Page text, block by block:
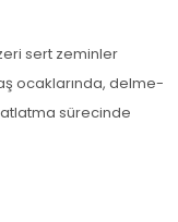
sert zeminler
ocaklarında, delme-
sürecinde